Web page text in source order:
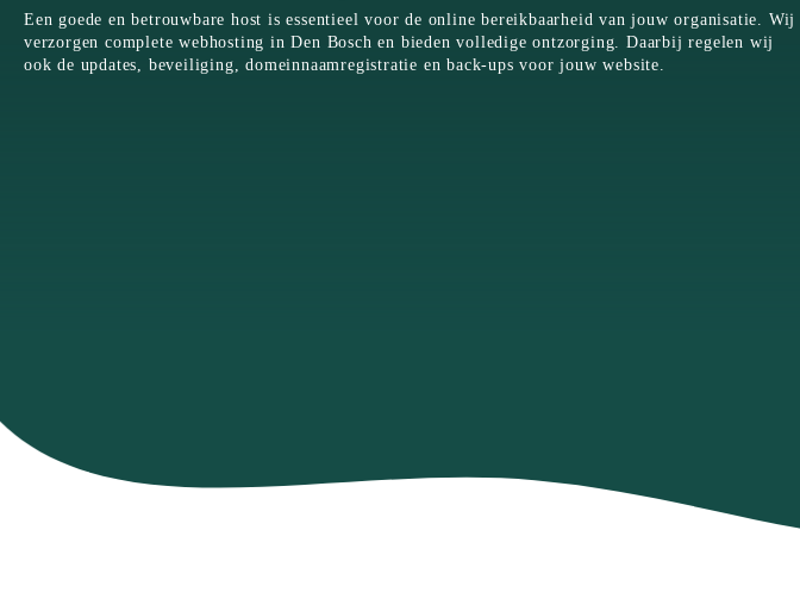
Een goede en betrouwbare host is essentieel voor de online bereikbaarheid van jouw organisatie. Wij
verzorgen complete webhosting in Den Bosch en bieden volledige ontzorging. Daarbij regelen wij
ook de updates, beveiliging, domeinnaamregistratie en back-ups voor jouw website.